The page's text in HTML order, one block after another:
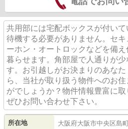
共用部には宅配ボックスが付い
待機する必要がありません。セ
ーホン・オートロックなどを備
暮らせます。角部屋で人通りが
す。お引越しがお決まりのあな
ら、当社が取り扱う物件へのお
がでしょうか？物件情報豊富に取
ぜひお問い合わせ下さい。
所在地 大阪府大阪市中央区島